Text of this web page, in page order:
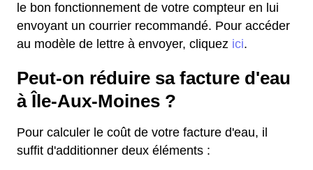
le bon fonctionnement de votre compteur en lui
envoyant un courrier recommandé. Pour accéder
au modèle de lettre à envoyer, cliquez ici.
Peut-on réduire sa facture d'eau
à Île-Aux-Moines ?
Pour calculer le coût de votre facture d'eau, il
suffit d'additionner deux éléments :